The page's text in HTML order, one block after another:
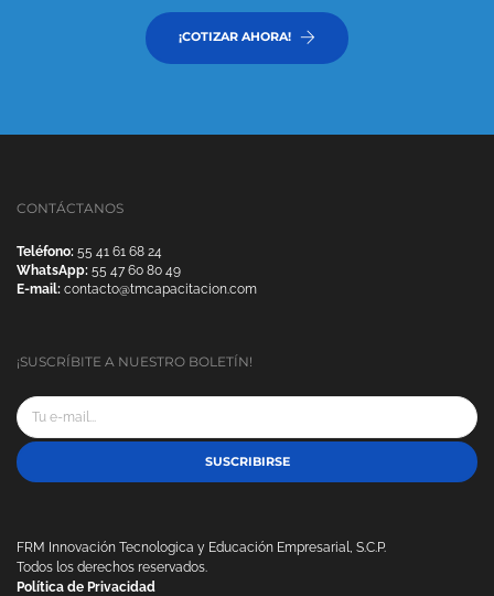
¡COTIZAR AHORA!
CONTÁCTANOS
Teléfono: 55 41 61 68 24
WhatsApp: 55 47 60 80 49
E-mail: contacto@tmcapacitacion.com
¡SUSCRÍBITE A NUESTRO BOLETÍN!
SUSCRIBIRSE
FRM Innovación Tecnologica y Educación Empresarial, S.C.P.
Todos los derechos reservados.
Política de Privacidad